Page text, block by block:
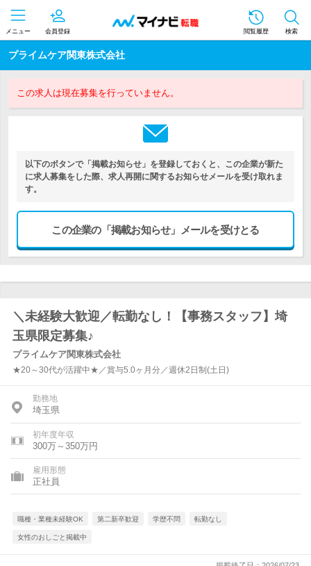
メニュー 会員登録 閲覧履歴 検索
プライムケア関東株式会社
この求人は現在募集を行っていません。
以下のボタンで「掲載お知らせ」を登録しておくと、この企業が新た
に求人募集をした際、求人再開に関するお知らせメールを受け取れま
す。
この企業の「掲載お知らせ」メールを受けとる
＼未経験大歓迎／転勤なし！【事務スタッフ】埼
玉県限定募集♪
プライムケア関東株式会社
★20～30代が活躍中★／賞与5.0ヶ月分／週休2日制(土日)
勤務地
埼玉県
初年度年収
300万～350万円
雇用形態
正社員
職種・業種未経験OK 第二新卒歓迎 学歴不問 転勤なし
女性のおしごと掲載中